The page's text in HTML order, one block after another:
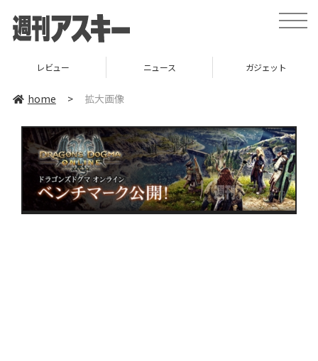
toggle
レビュー ニュース ガジェット
home > 拡大画像